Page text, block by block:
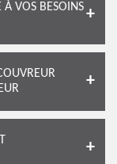
À VOS BESOINS